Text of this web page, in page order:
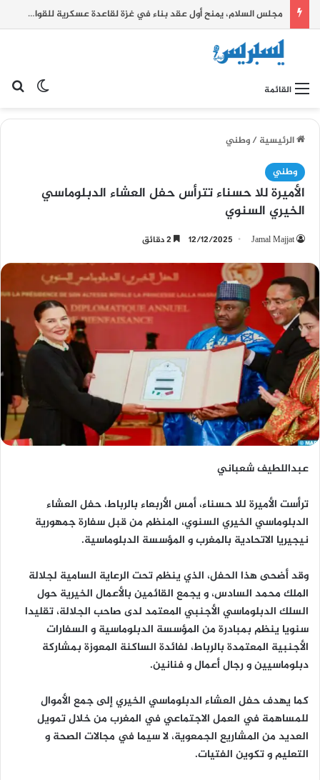
مجلس السلام، يمنح أول عقد بناء في غزة لقاعدة عسكرية للقوات المغربية
القائمة
الرئيسية/وطني
وطني
الأميرة للا حسناء تترأس حفل العشاء الدبلوماسي
الخيري السنوي
Jamal Majjat
12/12/2025
عبداللطيف شعباني
ترأست الأميرة للا حسناء، أمس الأربعاء بالرباط، حفل العشاء
الدبلوماسي الخيري السنوي، المنظم من قبل سفارة جمهورية
نيجيريا الاتحادية بالمغرب و المؤسسة الدبلوماسية.
وقد أضحى هذا الحفل، الذي ينظم تحت الرعاية السامية لجلالة
الملك محمد السادس، و يجمع القائمين بالأعمال الخيرية حول
السلك الدبلوماسي الأجنبي المعتمد لدى صاحب الجلالة، تقليدا
سنويا ينظم بمبادرة من المؤسسة الدبلوماسية و السفارات
الأجنبية المعتمدة بالرباط، لفائدة الساكنة المعوزة بمشاركة
دبلوماسيين و رجال أعمال و فنانين.
كما يهدف حفل العشاء الدبلوماسي الخيري إلى جمع الأموال
للمساهمة في العمل الاجتماعي في المغرب من خلال تمويل
العديد من المشاريع الجمعوية، لا سيما في مجالات الصحة و
التعليم و تكوين الفتيات.